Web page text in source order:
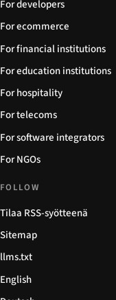
For developers
For ecommerce
For financial institutions
For education institutions
For hospitality
For telecoms
For software integrators
For NGOs
FOLLOW
Tilaa RSS-syötteenä
Sitemap
llms.txt
English